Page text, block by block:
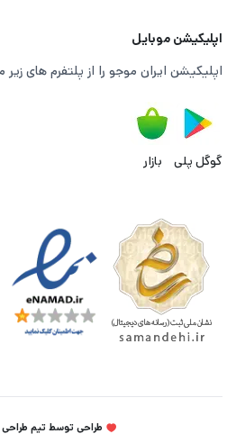
اپلیکیشن موبایل
اپلیکیشن ایران موجو را از پلتفرم های زیر
گوگل پلی بازار
طراحی توسط تیم طراحی